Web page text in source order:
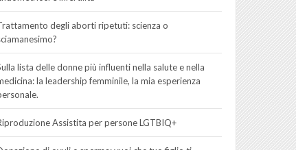
degli aborti ripetuti: scienza o
lista delle donne più influenti nella salute e nella
la leadership femminile, la mia esperienza
Assistita per persone LGTBIQ+